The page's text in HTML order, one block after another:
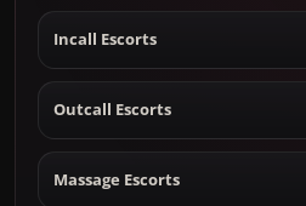
Incall Escorts
Outcall Escorts
Massage Escorts